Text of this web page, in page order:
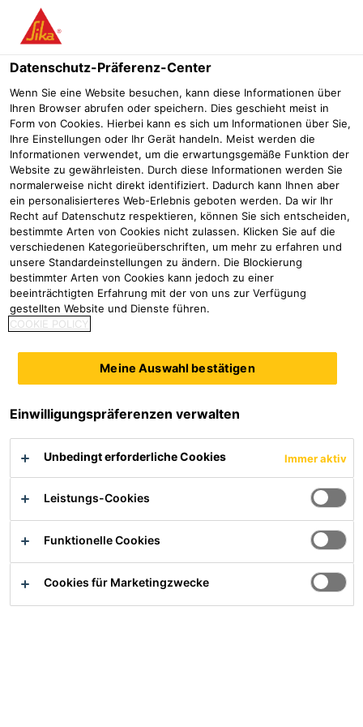
Menü
Umweltproduktdeklaration
(EPD)
Vergussbeton/ Vergussmörtel Downloads
Alle auswählen
Name/Dokumententyp
No results found
Service
Verwendbarkeitsnachweise und DIBt Gutachten
Produktsicherheit
Datenschutz-Präferenz-Center
Wenn Sie eine Website besuchen, kann diese Informationen über
Ihren Browser abrufen oder speichern. Dies geschieht meist in
Form von Cookies. Hierbei kann es sich um Informationen über Sie,
Ihre Einstellungen oder Ihr Gerät handeln. Meist werden die
Informationen verwendet, um die erwartungsgemäße Funktion der
Website zu gewährleisten. Durch diese Informationen werden Sie
normalerweise nicht direkt identifiziert. Dadurch kann Ihnen aber
ein personalisierteres Web-Erlebnis geboten werden. Da wir Ihr
Recht auf Datenschutz respektieren, können Sie sich entscheiden,
bestimmte Arten von Cookies nicht zulassen. Klicken Sie auf die
verschiedenen Kategorieüberschriften, um mehr zu erfahren und
unsere Standardeinstellungen zu ändern. Die Blockierung
bestimmter Arten von Cookies kann jedoch zu einer
beeinträchtigten Erfahrung mit der von uns zur Verfügung
gestellten Website und Dienste führen.
COOKIE POLICY
Meine Auswahl bestätigen
Einwilligungspräferenzen verwalten
Unbedingt erforderliche Cookies Immer aktiv
Leistungs-Cookies
Funktionelle Cookies
Cookies für Marketingzwecke